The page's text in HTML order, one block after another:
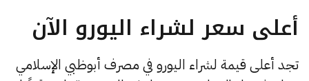
أعلى سعر لشراء اليورو الآن
تجد أعلى قيمة لشراء اليورو في مصرف أبوظبي الإسلامي